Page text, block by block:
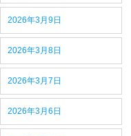
2026年3月9日
2026年3月8日
2026年3月7日
2026年3月6日